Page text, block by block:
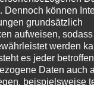
Dennoch können
grundsätzlich
aufweisen,
werden
es jeder
Daten auch
beispielsweise